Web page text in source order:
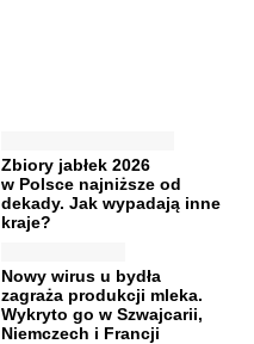
Zbiory jabłek 2026
w Polsce najniższe od
dekady. Jak wypadają inne
kraje?
Nowy wirus u bydła
zagraża produkcji mleka.
Wykryto go w Szwajcarii,
Niemczech i Francji